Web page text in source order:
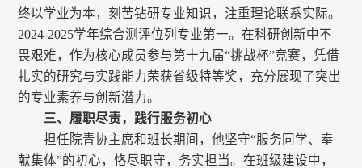
终以学业为本，刻苦钻研专业知识，注重理论联系实际。
2024-2025学年综合测评位列专业第一。在科研创新中不
畏艰难，作为核心成员参与第十九届“挑战杯”竞赛，凭借
扎实的研究与实践能力荣获省级特等奖，充分展现了突出
的专业素养与创新潜力。
三、履职尽责，践行服务初心
担任院青协主席和班长期间，他坚守“服务同学、奉
献集体”的初心，恪尽职守，务实担当。在班级建设中，